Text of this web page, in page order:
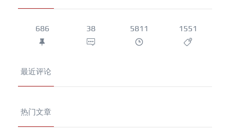
686 38 5811 1551
最近评论
热门文章